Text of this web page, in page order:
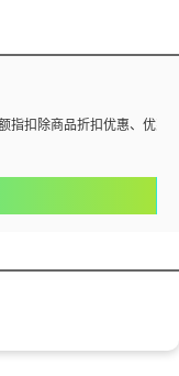
指扣除商品折扣优惠、优惠